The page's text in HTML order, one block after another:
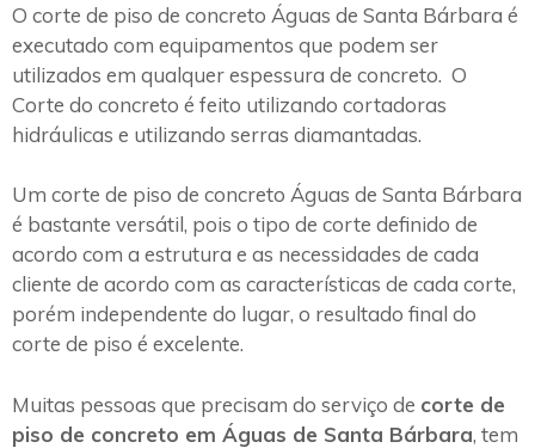
O corte de piso de concreto Águas de Santa Bárbara é
executado com equipamentos que podem ser
utilizados em qualquer espessura de concreto. O
Corte do concreto é feito utilizando cortadoras
hidráulicas e utilizando serras diamantadas.
Um corte de piso de concreto Águas de Santa Bárbara
é bastante versátil, pois o tipo de corte definido de
acordo com a estrutura e as necessidades de cada
cliente de acordo com as características de cada corte,
porém independente do lugar, o resultado final do
corte de piso é excelente.
Muitas pessoas que precisam do serviço de corte de
piso de concreto em Águas de Santa Bárbara, tem